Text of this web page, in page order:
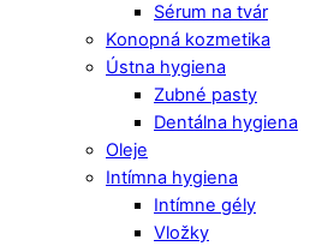
Sérum na tvár
Konopná kozmetika
Ústna hygiena
Zubné pasty
Dentálna hygiena
Oleje
Intímna hygiena
Intímne gély
Vložky